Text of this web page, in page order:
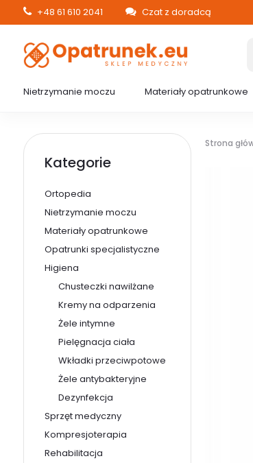
+48 61 610 2041 Czat z doradcą
Nietrzymanie moczu Materiały opatrunkowe
Strona
Kategorie
Ortopedia
Nietrzymanie moczu
Materiały opatrunkowe
Opatrunki specjalistyczne
Higiena
Chusteczki nawilżane
Kremy na odparzenia
Żele intymne
Pielęgnacja ciała
Wkładki przeciwpotowe
Żele antybakteryjne
Dezynfekcja
Sprzęt medyczny
Kompresjoterapia
Rehabilitacja